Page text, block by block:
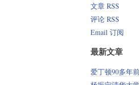
文章 RSS
评论 RSS
Email 订阅
最新文章
爱丁顿90多年